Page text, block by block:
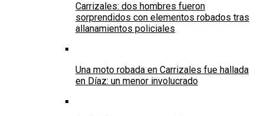
Carrizales: dos hombres fueron
sorprendidos con elementos robados tras
allanamientos policiales
Una moto robada en Carrizales fue hallada
en Díaz: un menor involucrado